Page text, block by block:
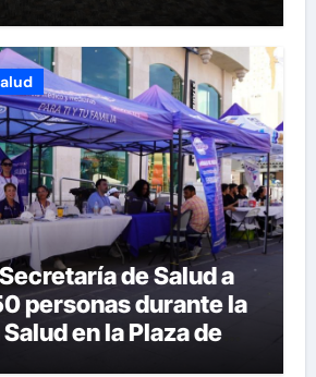
de Salud a
personas durante la
en la Plaza de